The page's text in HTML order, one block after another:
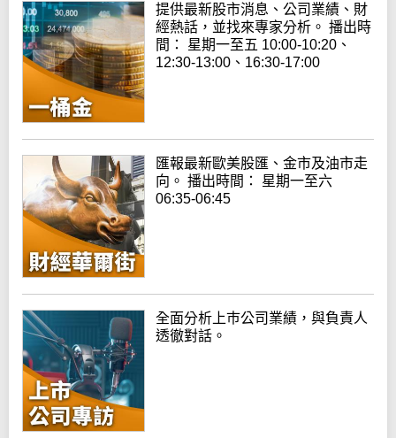
提供最新股市消息、公司業績、財
經熱話，並找來專家分析。 播出時
間： 星期一至五 10:00-10:20、
12:30-13:00、16:30-17:00
匯報最新歐美股匯、金市及油市走
向。 播出時間： 星期一至六
06:35-06:45
全面分析上巿公司業績，與負責人
透徹對話。